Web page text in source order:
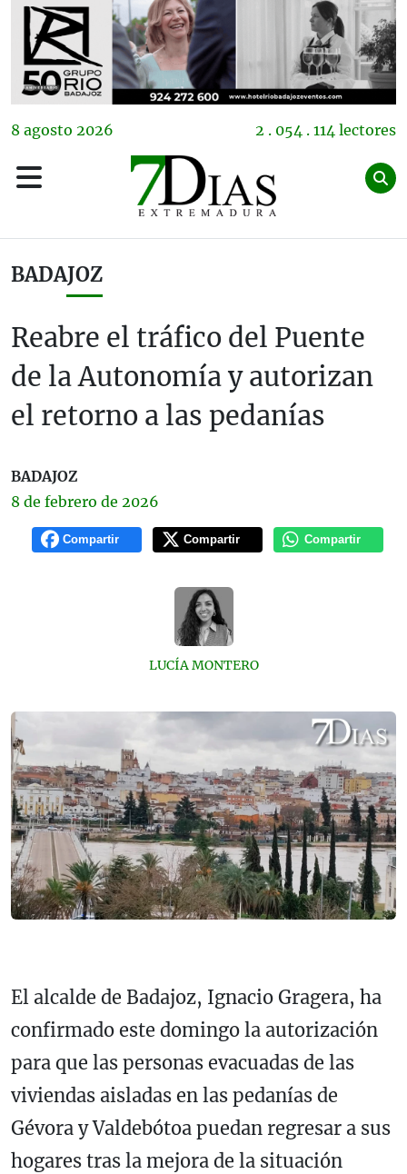
8 agosto 2026 2 . 054 . 114 lectores
BADAJOZ
Reabre el tráfico del Puente
de la Autonomía y autorizan
el retorno a las pedanías
BADAJOZ
8 de febrero de 2026
Compartir Compartir Compartir
LUCÍA MONTERO
El alcalde de Badajoz, Ignacio Gragera, ha
confirmado este domingo la autorización
para que las personas evacuadas de las
viviendas aisladas en las pedanías de
Gévora y Valdebótoa puedan regresar a sus
hogares tras la mejora de la situación